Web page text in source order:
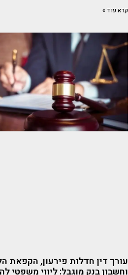
קרא עוד »
עורך דין חדלות פירעון, הקפאת
וחשבון בנק מוגבל: ליווי משפטי